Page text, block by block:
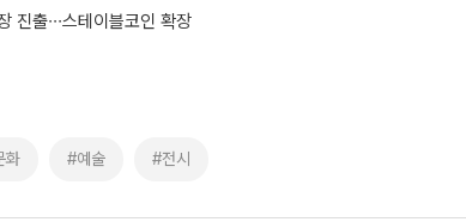
진출∙∙∙스테이블코인 확장
화 #예술 #전시